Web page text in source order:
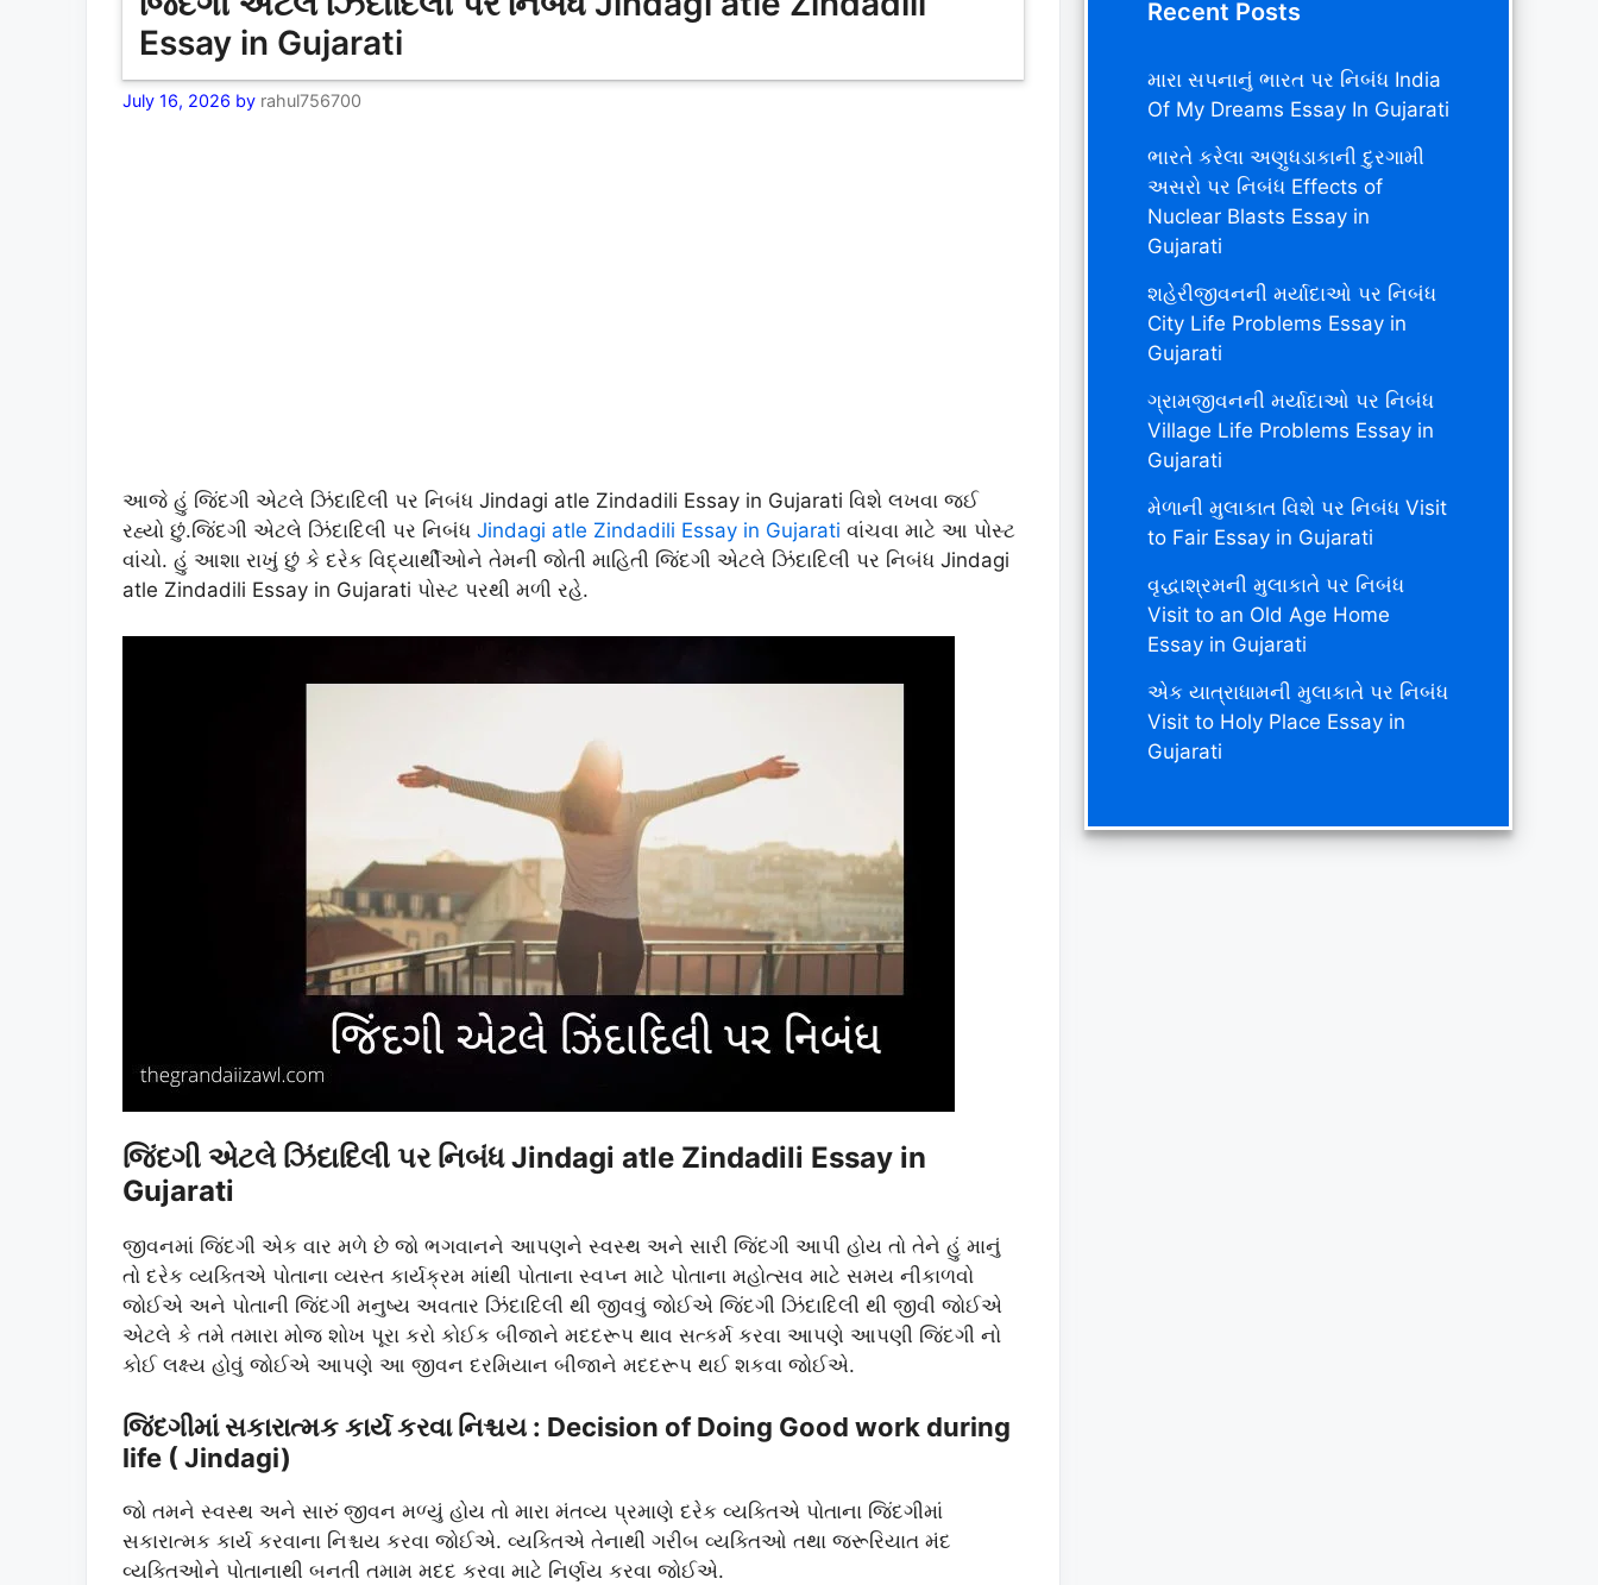
Essay in Gujarati
July 16, 2026 by rahul756700
આજે હું જિંદગી એટલે ઝિંદાદિલી પર નિબંધ Jindagi atle Zindadili Essay in Gujarati વિશે લખવા જઈ
રહ્યો છું.જિંદગી એટલે ઝિંદાદિલી પર નિબંધ Jindagi atle Zindadili Essay in Gujarati વાંચવા માટે આ પોસ્ટ
વાંચો. હું આશા રાખું છું કે દરેક વિદ્યાર્થીઓને તેમની જોતી માહિતી જિંદગી એટલે ઝિંદાદિલી પર નિબંધ Jindagi
atle Zindadili Essay in Gujarati પોસ્ટ પરથી મળી રહે.
જિંદગી એટલે ઝિંદાદિલી પર નિબંધ Jindagi atle Zindadili Essay in
Gujarati
જીવનમાં જિંદગી એક વાર મળે છે જો ભગવાનને આપણને સ્વસ્થ અને સારી જિંદગી આપી હોય તો તેને હું માનું
તો દરેક વ્યક્તિએ પોતાના વ્યસ્ત કાર્યક્રમ માંથી પોતાના સ્વપ્ન માટે પોતાના મહોત્સવ માટે સમય નીકાળવો
જોઈએ અને પોતાની જિંદગી મનુષ્ય અવતાર ઝિંદાદિલી થી જીવવું જોઈએ જિંદગી ઝિંદાદિલી થી જીવી જોઈએ
એટલે કે તમે તમારા મોજ શોખ પૂરા કરો કોઈક બીજાને મદદરૂપ થાવ સત્કર્મ કરવા આપણે આપણી જિંદગી નો
કોઈ લક્ષ્ય હોવું જોઈએ આપણે આ જીવન દરમિયાન બીજાને મદદરૂપ થઈ શકવા જોઈએ.
જિંદગીમાં સકારાત્મક કાર્ય કરવા નિશ્ચય : Decision of Doing Good work during
life ( Jindagi)
જો તમને સ્વસ્થ અને સારું જીવન મળ્યું હોય તો મારા મંતવ્ય પ્રમાણે દરેક વ્યક્તિએ પોતાના જિંદગીમાં
સકારાત્મક કાર્ય કરવાના નિશ્ચય કરવા જોઈએ. વ્યક્તિએ તેનાથી ગરીબ વ્યક્તિઓ તથા જરૂરિયાત મંદ
વ્યક્તિઓને પોતાનાથી બનતી તમામ મદદ કરવા માટે નિર્ણય કરવા જોઈએ.
Recent Posts
મારા સપનાનું ભારત પર નિબંધ India
Of My Dreams Essay In Gujarati
ભારતે કરેલા અણુધડાકાની દુરગામી
અસરો પર નિબંધ Effects of
Nuclear Blasts Essay in
Gujarati
શહેરીજીવનની મર્યાદાઓ પર નિબંધ
City Life Problems Essay in
Gujarati
ગ્રામજીવનની મર્યાદાઓ પર નિબંધ
Village Life Problems Essay in
Gujarati
મેળાની મુલાકાત વિશે પર નિબંધ Visit
to Fair Essay in Gujarati
વૃદ્ધાશ્રમની મુલાકાતે પર નિબંધ
Visit to an Old Age Home
Essay in Gujarati
એક યાત્રાધામની મુલાકાતે પર નિબંધ
Visit to Holy Place Essay in
Gujarati